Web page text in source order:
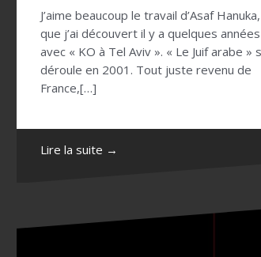
J’aime beaucoup le travail d’Asaf Hanuka,
que j’ai découvert il y a quelques années
avec « KO à Tel Aviv ». « Le Juif arabe »
déroule en 2001. Tout juste revenu de
France,[…]
Lire la suite →